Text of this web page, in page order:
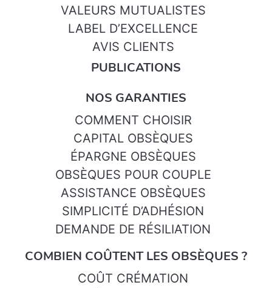
VALEURS MUTUALISTES
LABEL D’EXCELLENCE
AVIS CLIENTS
PUBLICATIONS
NOS GARANTIES
COMMENT CHOISIR
CAPITAL OBSÈQUES
ÉPARGNE OBSÈQUES
OBSÈQUES POUR COUPLE
ASSISTANCE OBSÈQUES
SIMPLICITÉ D’ADHÉSION
DEMANDE DE RÉSILIATION
COMBIEN COÛTENT LES OBSÈQUES ?
COÛT CRÉMATION